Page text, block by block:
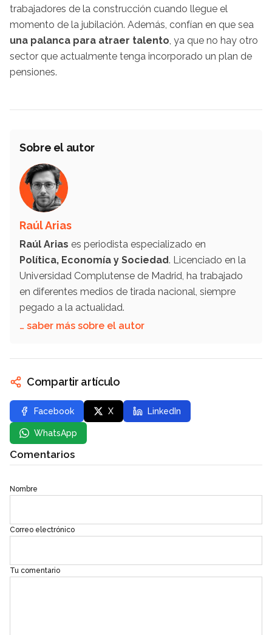
trabajadores de la construcción cuando llegue el
momento de la jubilación. Además, confían en que sea
una palanca para atraer talento, ya que no hay otro
sector que actualmente tenga incorporado un plan de
pensiones.
Sobre el autor
Raúl Arias
Raúl Arias es periodista especializado en
Política, Economía y Sociedad. Licenciado en la
Universidad Complutense de Madrid, ha trabajado
en diferentes medios de tirada nacional, siempre
pegado a la actualidad.
… saber más sobre el autor
Compartir artículo
Facebook X LinkedIn
WhatsApp
Comentarios
Nombre
Correo electrónico
Tu comentario